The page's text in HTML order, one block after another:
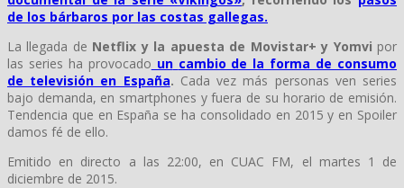
de los bárbaros por las costas gallegas.
La llegada de Netflix y la apuesta de Movistar+ y Yomvi por
las series ha provocado un cambio de la forma de consumo
de televisión en España. Cada vez más personas ven series
bajo demanda, en smartphones y fuera de su horario de emisión.
Tendencia que en España se ha consolidado en 2015 y en Spoiler
damos fé de ello.
Emitido en directo a las 22:00, en CUAC FM, el martes 1 de
diciembre de 2015.